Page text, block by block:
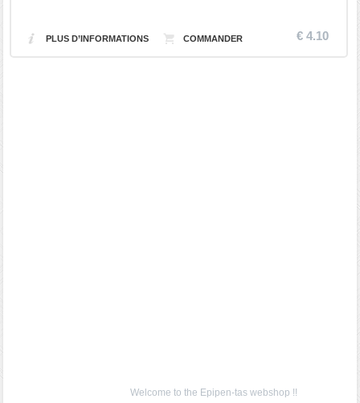
€ 4.10
PLUS D’INFORMATIONS
Welcome to the Epipen-tas webshop !!